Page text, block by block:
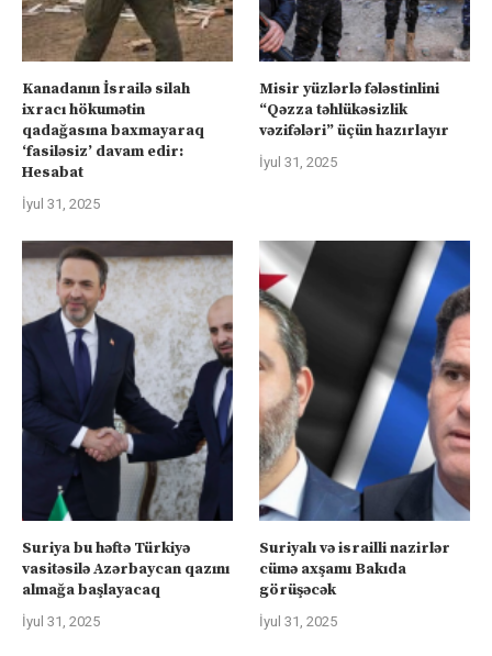
Kanadanın İsrailə silah
ixracı hökumətin
qadağasına baxmayaraq
‘fasiləsiz’ davam edir:
Hesabat
İyul 31, 2025
Misir yüzlərlə fələstinlini
“Qəzza təhlükəsizlik
vəzifələri” üçün hazırlayır
İyul 31, 2025
Suriya bu həftə Türkiyə
vasitəsilə Azərbaycan qazını
almağa başlayacaq
İyul 31, 2025
Suriyalı və israilli nazirlər
cümə axşamı Bakıda
görüşəcək
İyul 31, 2025